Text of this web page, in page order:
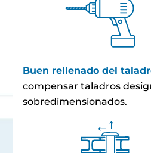
Buen rellenado del
compensar taladros
sobredimensionados.